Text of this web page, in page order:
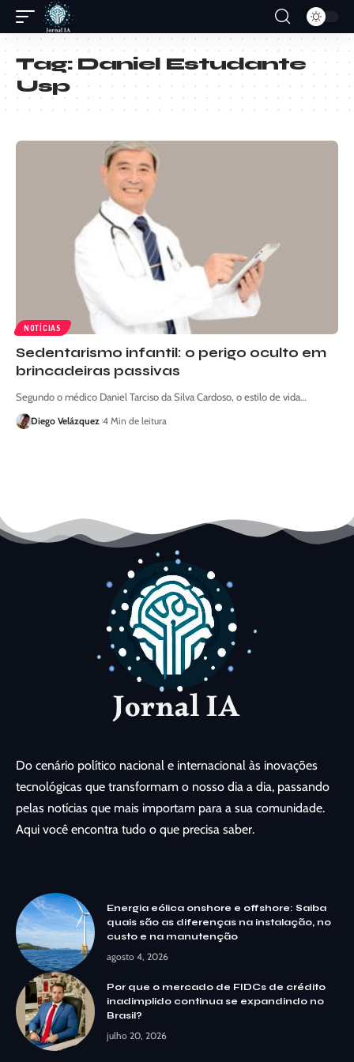
Tag:Daniel Estudante
Usp
NOTÍCIAS
Sedentarismo infantil: o perigo oculto em
brincadeiras passivas
Segundo o médico Daniel Tarciso da Silva Cardoso, o estilo de vida…
Diego Velázquez 4 Min de leitura
Do cenário político nacional e internacional às inovações
tecnológicas que transformam o nosso dia a dia, passando
pelas notícias que mais importam para a sua comunidade.
Aqui você encontra tudo o que precisa saber.
Energia eólica onshore e offshore: Saiba
quais são as diferenças na instalação, no
custo e na manutenção
agosto 4, 2026
Por que o mercado de FIDCs de crédito
inadimplido continua se expandindo no
Brasil?
julho 20, 2026